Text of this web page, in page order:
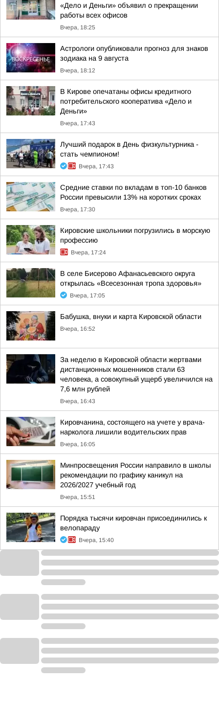
«Дело и Деньги» объявил о прекращении
работы всех офисов
Вчера, 18:25
Астрологи опубликовали прогноз для знаков
зодиака на 9 августа
Вчера, 18:12
В Кирове опечатаны офисы кредитного
потребительского кооператива «Дело и
Деньги»
Вчера, 17:43
Лучший подарок в День физкультурника -
стать чемпионом!
Вчера, 17:43
Средние ставки по вкладам в топ-10 банков
России превысили 13% на коротких сроках
Вчера, 17:30
Кировские школьники погрузились в морскую
профессию
Вчера, 17:24
В селе Бисерово Афанасьевского округа
открылась «Всесезонная тропа здоровья»
Вчера, 17:05
Бабушка, внуки и карта Кировской области
Вчера, 16:52
За неделю в Кировской области жертвами
дистанционных мошенников стали 63
человека, а совокупный ущерб увеличился на
7,6 млн рублей
Вчера, 16:43
Кировчанина, состоящего на учете у врача-
нарколога лишили водительских прав
Вчера, 16:05
Минпросвещения России направило в школы
рекомендации по графику каникул на
2026/2027 учебный год
Вчера, 15:51
Порядка тысячи кировчан присоединились к
велопараду
Вчера, 15:40